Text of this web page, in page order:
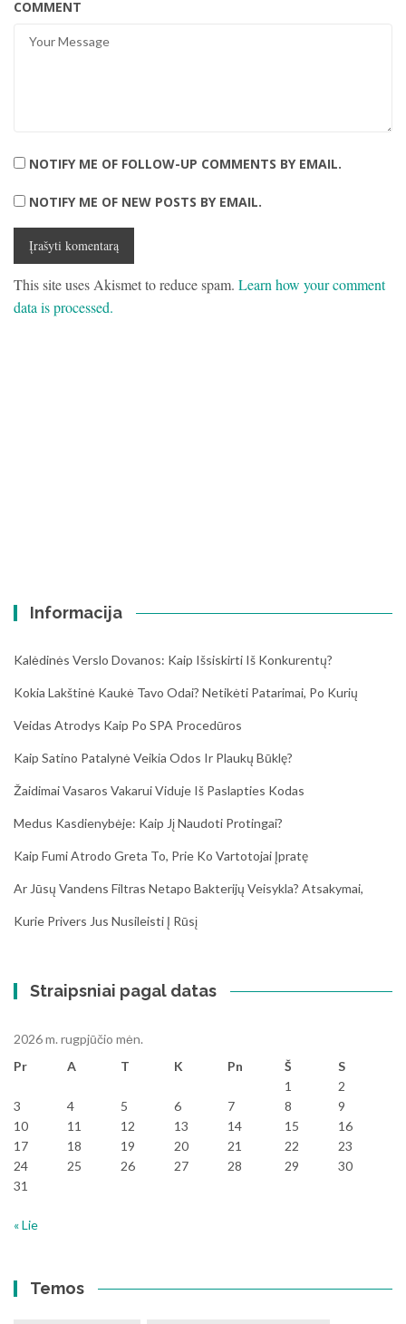
COMMENT
NOTIFY ME OF FOLLOW-UP COMMENTS BY EMAIL.
NOTIFY ME OF NEW POSTS BY EMAIL.
This site uses Akismet to reduce spam. Learn how your comment
data is processed.
Informacija
Kalėdinės Verslo Dovanos: Kaip Išsiskirti Iš Konkurentų?
Kokia Lakštinė Kaukė Tavo Odai? Netikėti Patarimai, Po Kurių
Veidas Atrodys Kaip Po SPA Procedūros
Kaip Satino Patalynė Veikia Odos Ir Plaukų Būklę?
Žaidimai Vasaros Vakarui Viduje Iš Paslapties Kodas
Medus Kasdienybėje: Kaip Jį Naudoti Protingai?
Kaip Fumi Atrodo Greta To, Prie Ko Vartotojai Įpratę
Ar Jūsų Vandens Filtras Netapo Bakterijų Veisykla? Atsakymai,
Kurie Privers Jus Nusileisti Į Rūsį
Straipsniai pagal datas
2026 m. rugpjūčio mėn.
Pr
A T K Pn Š
S
1
2
3
4 5 6 7 8
9
10
11 12 13 14 15
16
17
18 19 20 21 22
23
24
25 26 27 28 29
30
31
« Lie
Temos